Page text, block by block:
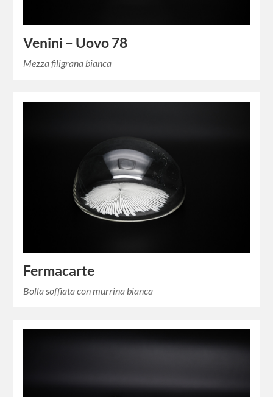
Venini – Uovo 78
Mezza filigrana bianca
Fermacarte
Bolla soffiata con murrina bianca